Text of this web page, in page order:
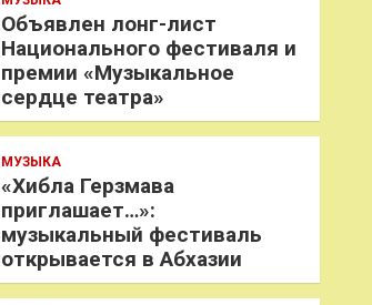
Объявлен лонг-лист
Национального фестиваля и
премии «Музыкальное
сердце театра»
МУЗЫКА
«Хибла Герзмава
приглашает…»:
музыкальный фестиваль
открывается в Абхазии